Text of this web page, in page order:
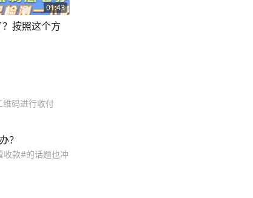
01:43
按照这个方
维码进行收付
？
收款#的话题也冲